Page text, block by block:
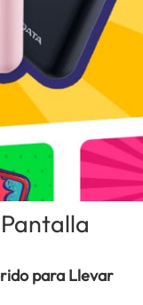
para Llevar